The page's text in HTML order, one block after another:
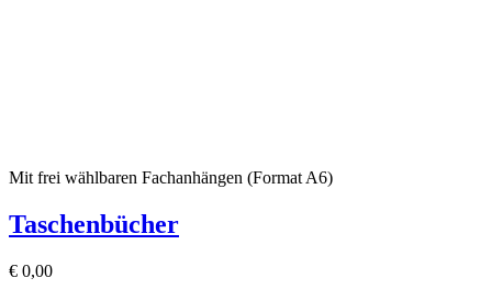
Mit frei wählbaren Fachanhängen (Format A6)
Taschenbücher
€ 0,00